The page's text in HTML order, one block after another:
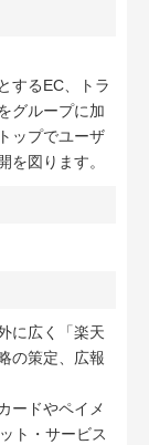
するEC、トラ
グループに加
ップでユーザ
を図ります。
に広く「楽天
の策定、広報
ードやペイメ
ト・サービス